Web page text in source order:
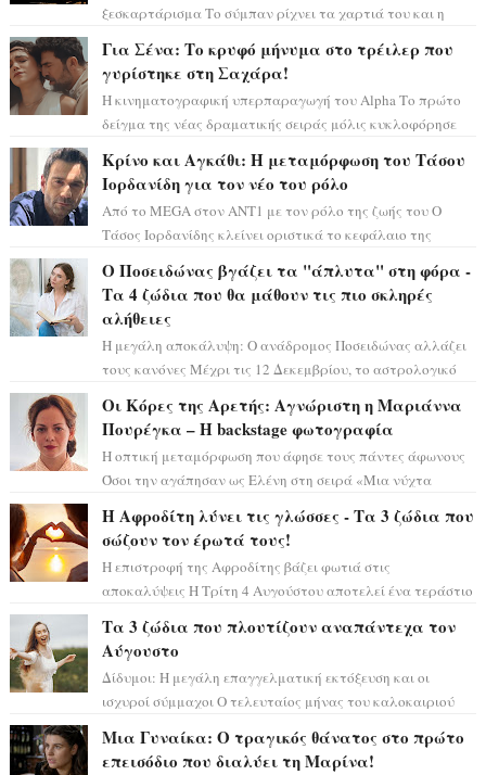
ξεσκαρτάρισμα Το σύμπαν ρίχνει τα χαρτιά του και η
Για Σένα: Το κρυφό μήνυμα στο τρέιλερ που
γυρίστηκε στη Σαχάρα!
Η κινηματογραφική υπερπαραγωγή του Alpha Το πρώτο
δείγμα της νέας δραματικής σειράς μόλις κυκλοφόρησε
Κρίνο και Αγκάθι: Η μεταμόρφωση του Τάσου
Ιορδανίδη για τον νέο του ρόλο
Από το MEGA στον ΑΝΤ1 με τον ρόλο της ζωής του Ο
Τάσος Ιορδανίδης κλείνει οριστικά το κεφάλαιο της
Ο Ποσειδώνας βγάζει τα "άπλυτα" στη φόρα -
Τα 4 ζώδια που θα μάθουν τις πιο σκληρές
αλήθειες
Η μεγάλη αποκάλυψη: Ο ανάδρομος Ποσειδώνας αλλάζει
τους κανόνες Μέχρι τις 12 Δεκεμβρίου, το αστρολογικό
Οι Κόρες της Αρετής: Αγνώριστη η Μαριάννα
Πουρέγκα – H backstage φωτογραφία
Η οπτική μεταμόρφωση που άφησε τους πάντες άφωνους
Όσοι την αγάπησαν ως Ελένη στη σειρά «Μια νύχτα
Η Αφροδίτη λύνει τις γλώσσες - Τα 3 ζώδια που
σώζουν τον έρωτά τους!
Η επιστροφή της Αφροδίτης βάζει φωτιά στις
αποκαλύψεις Η Τρίτη 4 Αυγούστου αποτελεί ένα τεράστιο
Τα 3 ζώδια που πλουτίζουν αναπάντεχα τον
Αύγουστο
Δίδυμοι: Η μεγάλη επαγγελματική εκτόξευση και οι
ισχυροί σύμμαχοι Ο τελευταίος μήνας του καλοκαιριού
Μια Γυναίκα: Ο τραγικός θάνατος στο πρώτο
επεισόδιο που διαλύει τη Μαρίνα!